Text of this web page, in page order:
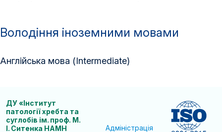
Володіння іноземними мовами
Англійська мова (Intermediate)
ДУ «Інститут
патології хребта та
суглобів ім. проф. М.
І. Ситенка НАМН
Адміністрація